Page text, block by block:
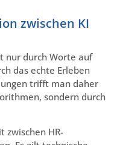
zwischen KI
nur durch Worte auf
das echte Erleben
trifft man daher
sondern durch
zwischen HR-